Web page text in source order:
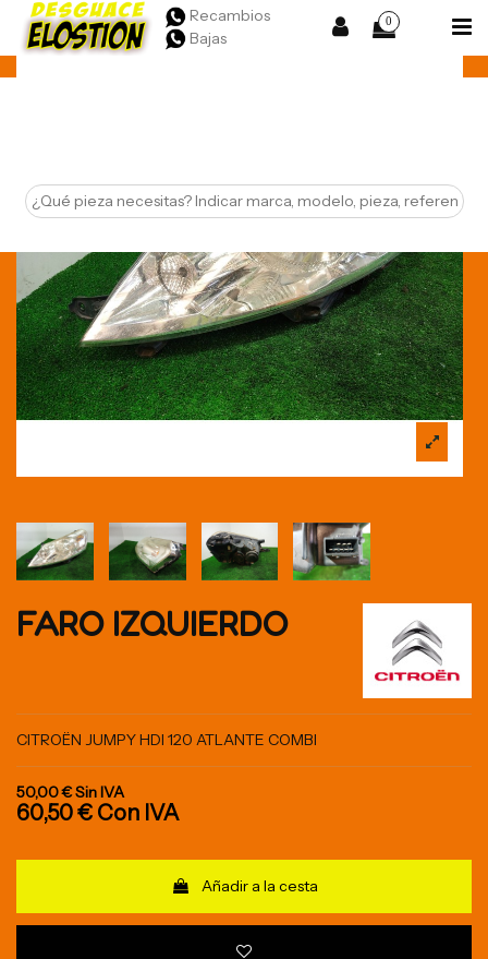
Recambios
Bajas
0
FARO IZQUIERDO
CITROËN JUMPY HDI 120 ATLANTE COMBI
50,00 €Sin IVA
60,50 € Con IVA
Añadir a la cesta